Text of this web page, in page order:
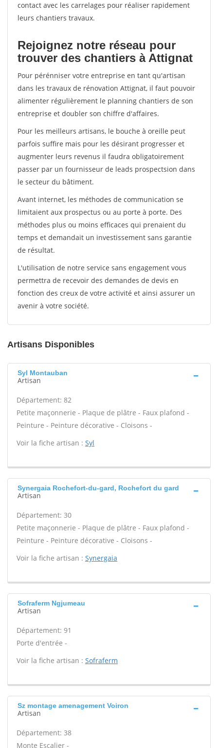
contact avec les carrelages pour réaliser rapidement
leurs chantiers travaux.
Rejoignez notre réseau pour
trouver des chantiers à Attignat
Pour pérénniser votre entreprise en tant qu'artisan
dans les travaux de rénovation Attignat, il faut pouvoir
alimenter régulièrement le planning chantiers de son
entreprise et doubler son chiffre d'affaires.
Pour les meilleurs artisans, le bouche à oreille peut
parfois suffire mais pour les désirant progresser et
augmenter leurs revenus il faudra obligatoirement
passer par un fournisseur de leads prospectsion dans
le secteur du bâtiment.
Avant internet, les méthodes de communication se
limitaient aux prospectus ou au porte à porte. Des
méthodes plus ou moins efficaces qui prenaient du
temps et demandait un investissement sans garantie
de résultat.
L'utilisation de notre service sans engagement vous
permettra de recevoir des demandes de devis en
fonction des creux de votre activité et ainsi assurer un
avenir à votre société.
Artisans Disponibles
Syl Montauban
Artisan
Département: 82
Petite maçonnerie - Plaque de plâtre - Faux plafond -
Peinture - Peinture décorative - Cloisons -
Voir la fiche artisan : Syl
Synergaia Rochefort-du-gard, Rochefort du gard
Artisan
Département: 30
Petite maçonnerie - Plaque de plâtre - Faux plafond -
Peinture - Peinture décorative - Cloisons -
Voir la fiche artisan : Synergaia
Sofraferm Ngjumeau
Artisan
Département: 91
Porte d'entrée -
Voir la fiche artisan : Sofraferm
Sz montage amenagement Voiron
Artisan
Département: 38
Monte Escalier -